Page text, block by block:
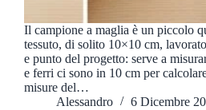
Il campione a maglia è un piccolo
tessuto, di solito 10×10 cm,
e punto del progetto: serve a
e ferri ci sono in 10 cm per
misure del…
Alessandro
6 Dicembre